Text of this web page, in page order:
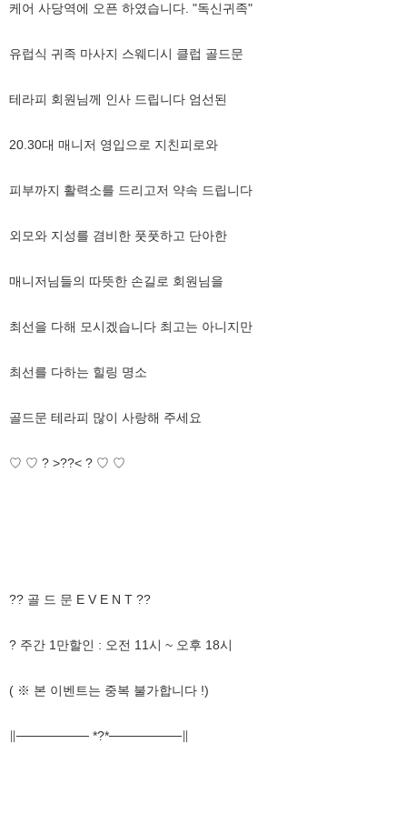
케어 사당역에 오픈 하였습니다. "독신귀족"
유럽식 귀족 마사지 스웨디시 클럽 골드문
테라피 회원님께 인사 드립니다 엄선된
20.30대 매니저 영입으로 지친피로와
피부까지 활력소를 드리고저 약속 드립니다
외모와 지성를 겸비한 풋풋하고 단아한
매니저님들의 따뜻한 손길로 회원님을
최선을 다해 모시겠습니다 최고는 아니지만
최선를 다하는 힐링 명소
골드문 테라피 많이 사랑해 주세요
♡ ♡ ? >??< ? ♡ ♡
?? 골 드 문 E V E N T ??
? 주간 1만할인 : 오전 11시 ~ 오후 18시
( ※ 본 이벤트는 중복 불가합니다 !)
∥──────── *?*────────∥